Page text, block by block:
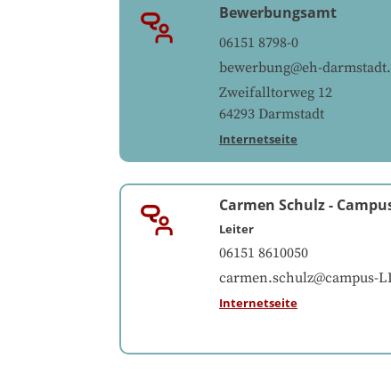
Bewerbungsamt
06151 8798-0
bewerbung@eh-
Zweifalltorweg 12
64293 Darmstadt
Internetseite
Carmen Schulz-
Leiter
06151 8610050
carmen.schulz@campus-
Internetseite